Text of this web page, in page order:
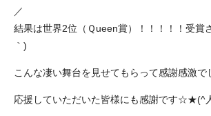
／
結果は世界2位（Ｑueen賞）！！！！！受賞
｀)
こんな凄い舞台を見せてもらって感謝感激で
応援していただいた皆様にも感謝です